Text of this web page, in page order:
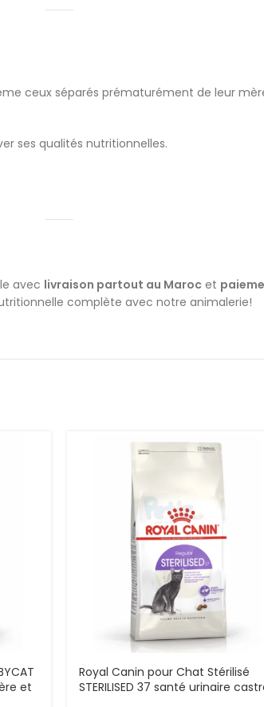
ceux séparés prématurément de leur
ses qualités nutritionnelles.
avec livraison partout au Maroc et
complète avec notre animalerie!
et
Royal Canin pour Chat Stérilisé
STERILISED 37 santé urinaire